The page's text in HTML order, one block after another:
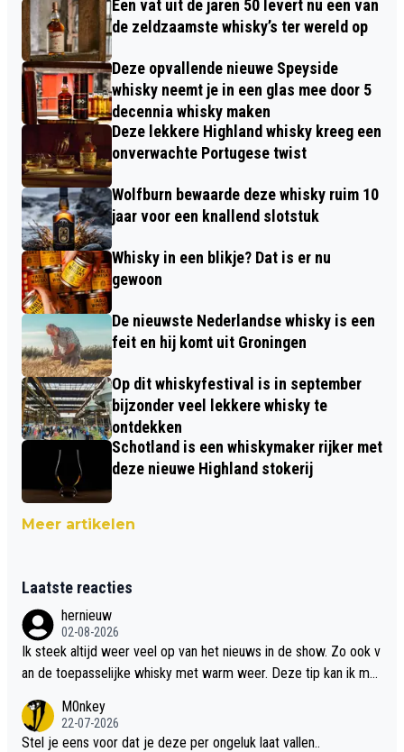
Een vat uit de jaren 50 levert nu een van
de zeldzaamste whisky’s ter wereld op
Deze opvallende nieuwe Speyside
whisky neemt je in een glas mee door 5
decennia whisky maken
Deze lekkere Highland whisky kreeg een
onverwachte Portugese twist
Wolfburn bewaarde deze whisky ruim 10
jaar voor een knallend slotstuk
Whisky in een blikje? Dat is er nu
gewoon
De nieuwste Nederlandse whisky is een
feit en hij komt uit Groningen
Op dit whiskyfestival is in september
bijzonder veel lekkere whisky te
ontdekken
Schotland is een whiskymaker rijker met
deze nieuwe Highland stokerij
Meer artikelen
Laatste reacties
hernieuw
02-08-2026
Ik steek altijd weer veel op van het nieuws in de show. Zo ook v
an de toepasselijke whisky met warm weer. Deze tip kan ik met
M0nkey
22-07-2026
Stel je eens voor dat je deze per ongeluk laat vallen..